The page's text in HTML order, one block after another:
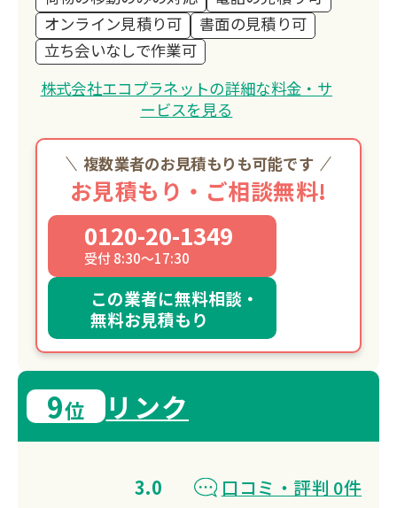
オンライン見積り可
書面の見積り可
立ち会いなしで作業可
株式会社エコプラネットの詳細な料金・サ
ービスを見る
複数業者のお見積もりも可能です
お見積もり・ご相談無料!
0120-20-1349
受付 8:30～17:30
この業者に無料相談・
無料お見積もり
9位 リンク
3.0
口コミ・評判 0件